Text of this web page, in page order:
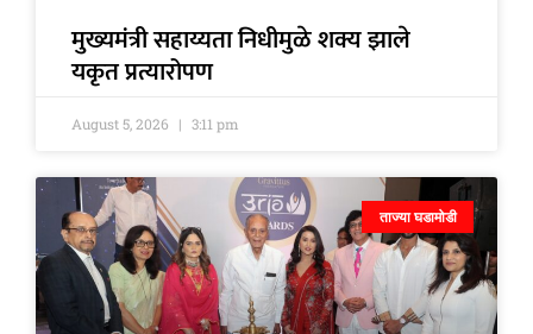
मुख्यमंत्री सहाय्यता निधीमुळे शक्य झाले
यकृत प्रत्यारोपण
August 5, 2026 3:11 pm
ताज्या घडामोडी